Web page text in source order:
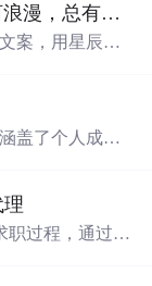
有你值得期待的
案，用星辰大
盖了个人成
时代变迁的深
职过程，通过自